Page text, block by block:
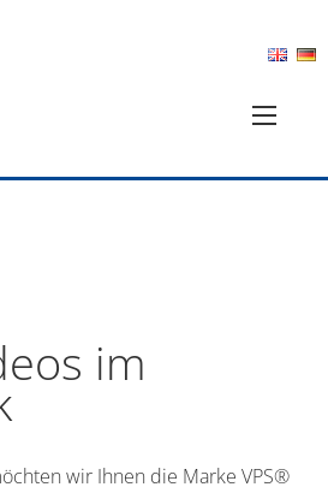
im
wir Ihnen die Marke VPS®